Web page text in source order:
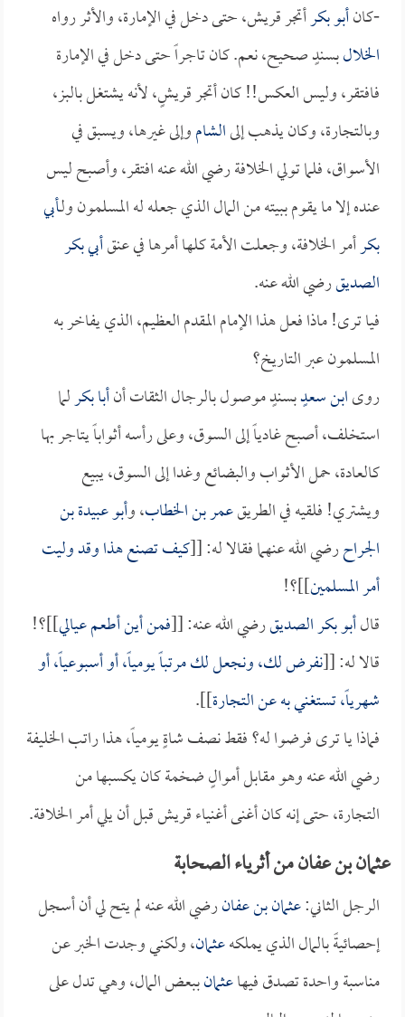
-كانأبو بكرأتجر قريش، حتى دخل في الإمارة، والأثر رواه
الخلالبسندٍ صحيح، نعم. كان تاجراً حتى دخل في الإمارة
فافتقر، وليس العكس!! كان أتجر قريشٍ، لأنه يشتغل بالبز،
وبالتجارة، وكان يذهب إلىالشاموإلى غيرها، ويسبق في
الأسواق، فلما تولي الخلافة رضي الله عنه افتقر، وأصبح ليس
عنده إلا ما يقوم ببيته من المال الذي جعله له المسلمون ولـأبي
بكرأمر الخلافة، وجعلت الأمة كلها أمرها في عنقأبي بكر
الصديقرضي الله عنه.
فيا ترى! ماذا فعل هذا الإمام المقدم العظيم، الذي يفاخر به
المسلمون عبر التاريخ؟
روىابن سعدٍ بسندٍ موصول بالرجال الثقات أنأبا بكرلما
استخلف، أصبح غادياً إلى السوق، وعلى رأسه أثواباً يتاجر بها
كالعادة، حمل الأثواب والبضائع وغدا إلى السوق، يبيع
ويشتري! فلقيه في الطريقعمر بن الخطاب، وأبو عبيدة بن
الجراحرضي الله عنهما فقالا له: [[كيف تصنع هذا وقد وليت
أمر المسلمين]]؟!
قالأبو بكر الصديقرضي الله عنه: [[فمن أين أطعم عيالي]]؟!
قالا له: [[نفرض لك، ونجعل لك مرتباً يومياً، أو أسبوعياً، أو
شهرياً، تستغني به عن التجارة]].
فماذا يا ترى فرضوا له؟ فقط نصف شاةٍ يومياً، هذا راتب الخليفة
رضي الله عنه وهو مقابل أموالٍ ضخمة كان يكسبها من
التجارة، حتى إنه كان أغنى أغنياء قريش قبل أن يلي أمر الخلافة.
عثمان بن عفان من أثرياء الصحابة
الرجل الثاني:عثمان بن عفانرضي الله عنه لم يتح لي أن أسجل
إحصائيةً بالمال الذي يملكهعثمان، ولكني وجدت الخبر عن
مناسبة واحدة تصدق فيهاعثمانببعض المال، وهي تدل على